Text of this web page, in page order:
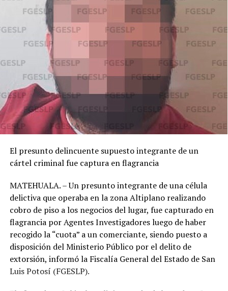
El presunto delincuente supuesto integrante de un
cártel criminal fue captura en flagrancia
MATEHUALA. – Un presunto integrante de una célula
delictiva que operaba en la zona Altiplano realizando
cobro de piso a los negocios del lugar, fue capturado en
flagrancia por Agentes Investigadores luego de haber
recogido la “cuota” a un comerciante, siendo puesto a
disposición del Ministerio Público por el delito de
extorsión, informó la Fiscalía General del Estado de San
Luis Potosí (FGESLP).